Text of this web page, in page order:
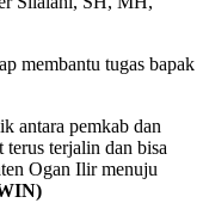
membantu tugas bapak
antara pemkab dan
terus terjalin dan bisa
Ogan Ilir menuju